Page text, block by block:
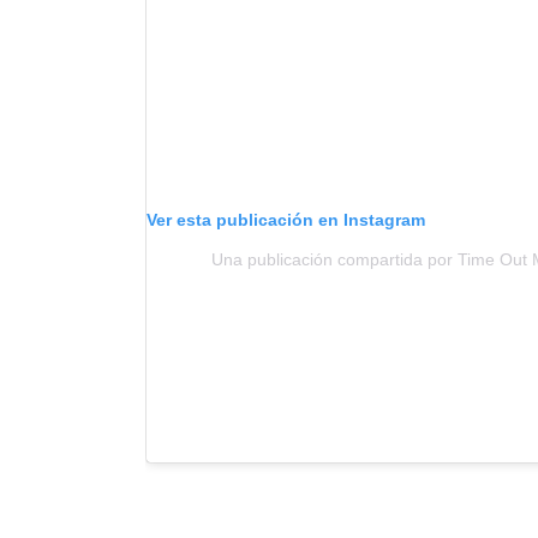
Ver esta publicación en Instagram
Una publicación compartida por Time Out